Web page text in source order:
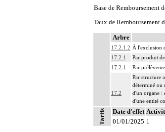
Base de Remboursement
Taux de Remboursement
Arbre
17.2.1.2 À l'exclusion
17.2.1
Par produit
17.2.1
Par
17.2
Par structure
déterminé ou
d'un organe :
d'une entité
d'une région
17.2
Par
Tarifs Date d'effet
01/01/2025 1